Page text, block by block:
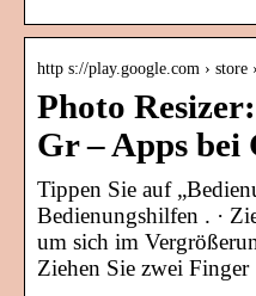
http s://play.google.com › store
Photo
Gr – Apps bei
Tippen Sie auf
Bedienungshilfen . ·
um sich im
Ziehen Sie zwei